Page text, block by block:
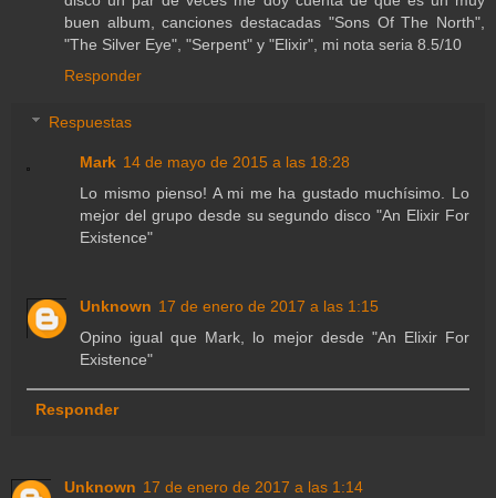
buen album, canciones destacadas "Sons Of The North",
"The Silver Eye", "Serpent" y "Elixir", mi nota seria 8.5/10
Responder
Respuestas
Mark 14 de mayo de 2015 a las 18:28
Lo mismo pienso! A mi me ha gustado muchísimo. Lo
mejor del grupo desde su segundo disco "An Elixir For
Existence"
Unknown 17 de enero de 2017 a las 1:15
Opino igual que Mark, lo mejor desde "An Elixir For
Existence"
Responder
Unknown 17 de enero de 2017 a las 1:14